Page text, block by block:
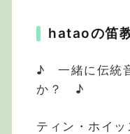
hataoの笛
♪ 一緒に伝統
か？ ♪
ティン・ホイ